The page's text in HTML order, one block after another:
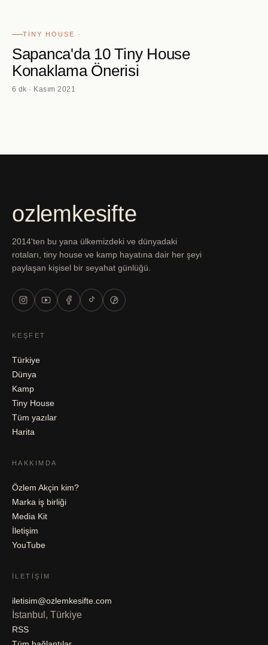
TINY HOUSE ·
Sapanca'da 10 Tiny House
Konaklama Önerisi
6 dk · Kasım 2021
ozlemkesifte
2014'ten bu yana ülkemizdeki ve dünyadaki
rotaları, tiny house ve kamp hayatına dair her şeyi
paylaşan kişisel bir seyahat günlüğü.
KEŞFET
Türkiye
Dünya
Kamp
Tiny House
Tüm yazılar
Harita
HAKKIMDA
Özlem Akçin kim?
Marka iş birliği
Media Kit
İletişim
YouTube
İLETIŞIM
iletisim@ozlemkesifte.com
İstanbul, Türkiye
RSS